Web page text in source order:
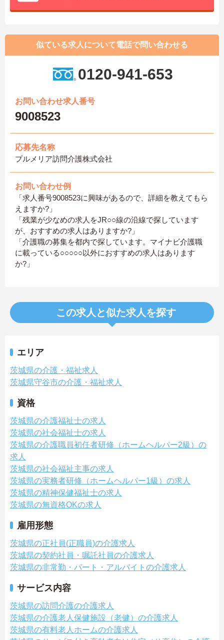
似ている求人について電話で問い合わせる
0120-941-653
お問い合わせ求人番号
9008523
応募先名称
プルメリア訪問介護株式会社
お問い合わせ例
「求人番号9008523に興味があるので、詳細を教えてもら
えますか?」
「残業が少なめの求人をJR○○線の沿線で探しています
が、おすすめの求人はありますか?」
「介護職の募集を都内で探しています。マイナビ介護職
に載っている○○○○○以外におすすめの求人はあります
か?」
この求人と似た求人を探す
エリア
茨城県の介護・福祉求人
茨城県守谷市の介護・福祉求人
資格
茨城県の介護福祉士の求人
茨城県の社会福祉士の求人
茨城県の介護職員初任者研修（ホームヘルパー2級）の
求人
茨城県の社会福祉主事の求人
茨城県の実務者研修（ホームヘルパー1級）の求人
茨城県の精神保健福祉士の求人
茨城県の無資格OKの求人
雇用形態
茨城県の正社員(正職員)の介護求人
茨城県の契約社員・嘱託社員の介護求人
茨城県の非常勤・パート・アルバイトの介護求人
サービス内容
茨城県の訪問介護の介護求人
茨城県の介護老人保健施設（老健）の介護求人
茨城県の有料老人ホームの介護求人